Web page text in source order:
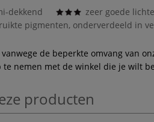
dekkend zeer goede
pigmenten, onderverdeeld in
de beperkte omvang van
nemen met de winkel die je wilt
producten